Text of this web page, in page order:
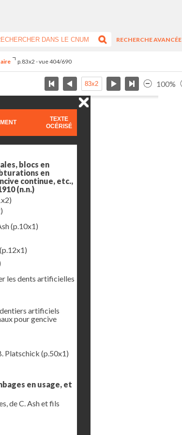
RECHERCHE AVANCÉE
p.83x2 - vue 404/690
100%
TEXTE
OCÉRISÉ
blocs en
en
continue, etc.,
(n.n.)
(p.10x1)
(p.12x1)
les dents artificielles
artificiels
pour gencive
Platschick (p.50x1)
en usage, et
de C. Ash et fils